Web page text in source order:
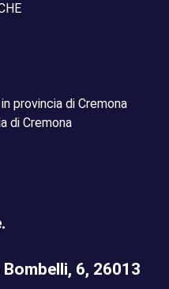
provincia di Cremona
di Cremona
6, 26013